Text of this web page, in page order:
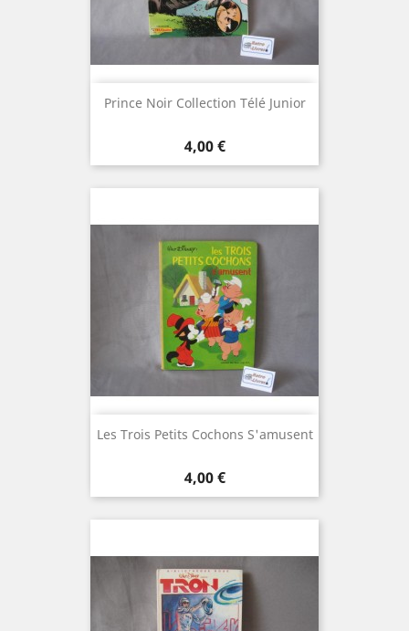
Prince Noir Collection Télé Junior
Prix
4,00 €
Les Trois Petits Cochons S'amusent
Prix
4,00 €